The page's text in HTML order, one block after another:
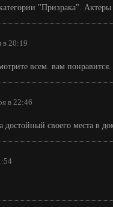
"Призрака".
в 20:19
всем. вам понравится.
в 22:46
достойный своего места в